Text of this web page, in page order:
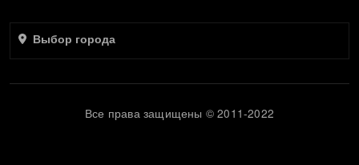
Выбор города
Все права защищены © 2011-2022